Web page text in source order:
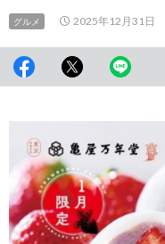
グルメ 2025年12月31日